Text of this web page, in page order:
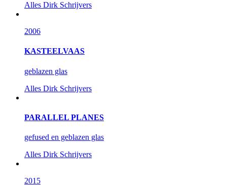
Alles Dirk Schrijvers
2006
KASTEELVAAS
geblazen glas
Alles Dirk Schrijvers
PARALLEL PLANES
gefused en geblazen glas
Alles Dirk Schrijvers
2015